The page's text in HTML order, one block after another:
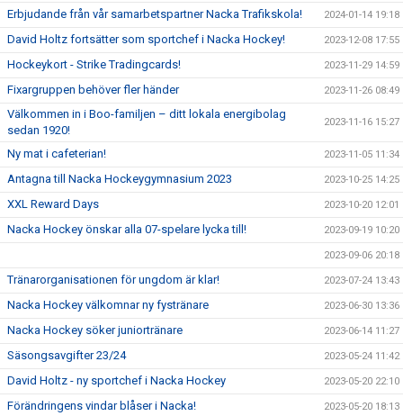
Erbjudande från vår samarbetspartner Nacka Trafikskola! 2024-01-14 19:18
David Holtz fortsätter som sportchef i Nacka Hockey! 2023-12-08 17:55
Hockeykort - Strike Tradingcards! 2023-11-29 14:59
Fixargruppen behöver fler händer 2023-11-26 08:49
Välkommen in i Boo-familjen – ditt lokala energibolag
sedan 1920!
2023-11-16 15:27
Ny mat i cafeterian! 2023-11-05 11:34
Antagna till Nacka Hockeygymnasium 2023 2023-10-25 14:25
XXL Reward Days 2023-10-20 12:01
Nacka Hockey önskar alla 07-spelare lycka till! 2023-09-19 10:20
2023-09-06 20:18
Tränarorganisationen för ungdom är klar! 2023-07-24 13:43
Nacka Hockey välkomnar ny fystränare 2023-06-30 13:36
Nacka Hockey söker juniortränare 2023-06-14 11:27
Säsongsavgifter 23/24 2023-05-24 11:42
David Holtz - ny sportchef i Nacka Hockey 2023-05-20 22:10
Förändringens vindar blåser i Nacka! 2023-05-20 18:13